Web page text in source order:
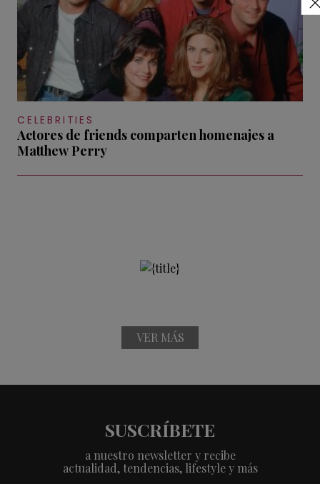
CELEBRITIES
Actores de friends comparten homenajes a
Matthew Perry
VER MÁS
SUSCRÍBETE
a nuestro newsletter y recibe
actualidad, tendencias, lifestyle y más